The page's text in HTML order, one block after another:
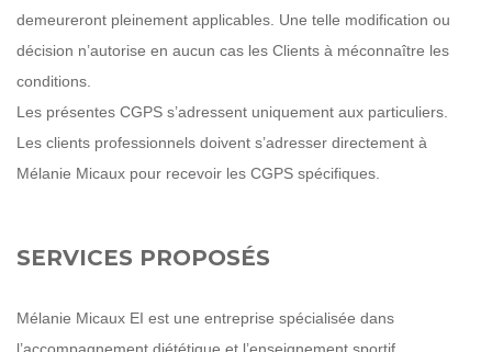
demeureront pleinement applicables. Une telle modification ou
décision n’autorise en aucun cas les Clients à méconnaître les
conditions.
Les présentes CGPS s’adressent uniquement aux particuliers.
Les clients professionnels doivent s’adresser directement à
Mélanie Micaux pour recevoir les CGPS spécifiques.
SERVICES PROPOSÉS
Mélanie Micaux EI est une entreprise spécialisée dans